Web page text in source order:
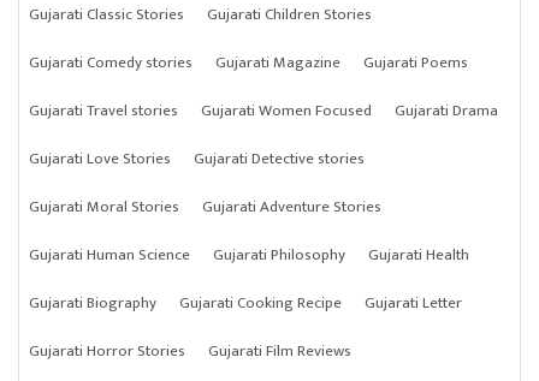
Gujarati Classic Stories
Gujarati Children Stories
Gujarati Comedy stories
Gujarati Magazine
Gujarati Poems
Gujarati Travel stories
Gujarati Women Focused
Gujarati Drama
Gujarati Love Stories
Gujarati Detective stories
Gujarati Moral Stories
Gujarati Adventure Stories
Gujarati Human Science
Gujarati Philosophy
Gujarati Health
Gujarati Biography
Gujarati Cooking Recipe
Gujarati Letter
Gujarati Horror Stories
Gujarati Film Reviews